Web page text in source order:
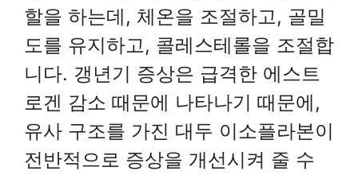
할을 하는데, 체온을 조절하고, 골밀
도를 유지하고, 콜레스테롤을 조절합
니다. 갱년기 증상은 급격한 에스트
로겐 감소 때문에 나타나기 때문에,
유사 구조를 가진 대두 이소플라본이
전반적으로 증상을 개선시켜 줄 수